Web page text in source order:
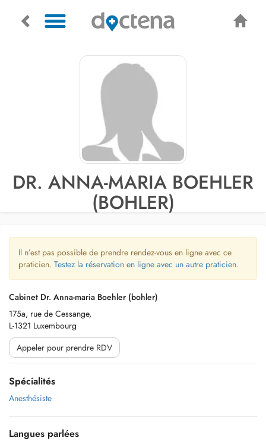
DR. ANNA-MARIA BOEHLER
(BOHLER)
Il n’est pas possible de prendre rendez-vous en ligne avec ce
praticien. Testez la réservation en ligne avec un autre praticien.
Cabinet Dr. Anna-maria Boehler (bohler)
175a, rue de Cessange,
L-1321 Luxembourg
Appeler pour prendre RDV
Spécialités
Anesthésiste
Langues parlées